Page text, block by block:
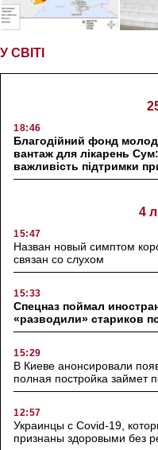
У СВІТІ
18:46
Благодійний фонд
вантаж для лікарень
важливість підтримки
4
15:47
Назван новый симптом
связан со слухом
15:33
Спецназ поймал
«разводили» стариков
15:29
В Киеве анонсировали
полная постройка займет
12:57
Украинцы с Covid-19,
признаны здоровыми без